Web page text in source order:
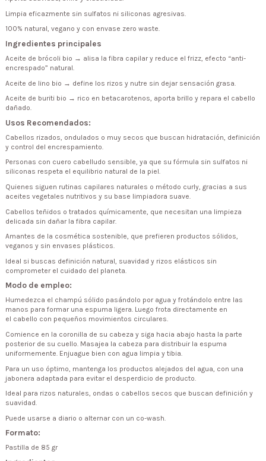
Limpia eficazmente sin sulfatos ni siliconas agresivas.
100% natural, vegano y con envase zero waste.
Ingredientes principales
Aceite de brócoli bio → alisa la fibra capilar y reduce el frizz, efecto “anti-
encrespado” natural.
Aceite de lino bio → define los rizos y nutre sin dejar sensación grasa.
Aceite de buriti bio → rico en betacarotenos, aporta brillo y repara el cabello
dañado.
Usos Recomendados:
Cabellos rizados, ondulados o muy secos que buscan hidratación, definición
y control del encrespamiento.
Personas con cuero cabelludo sensible, ya que su fórmula sin sulfatos ni
siliconas respeta el equilibrio natural de la piel.
Quienes siguen rutinas capilares naturales o método curly, gracias a sus
aceites vegetales nutritivos y su base limpiadora suave.
Cabellos teñidos o tratados químicamente, que necesitan una limpieza
delicada sin dañar la fibra capilar.
Amantes de la cosmética sostenible, que prefieren productos sólidos,
veganos y sin envases plásticos.
Ideal si buscas definición natural, suavidad y rizos elásticos sin
comprometer el cuidado del planeta.
Modo de empleo:
Humedezca el champú sólido pasándolo por agua y frotándolo entre las
manos para formar una espuma ligera. Luego frota directamente en
el cabello con pequeños movimientos circulares.
Comience en la coronilla de su cabeza y siga hacia abajo hasta la parte
posterior de su cuello. Masajea la cabeza para distribuir la espuma
uniformemente. Enjuague bien con agua limpia y tibia.
Para un uso óptimo, mantenga los productos alejados del agua, con una
jabonera adaptada para evitar el desperdicio de producto.
Ideal para rizos naturales, ondas o cabellos secos que buscan definición y
suavidad.
Puede usarse a diario o alternar con un co-wash.
Formato:
Pastilla de 85 gr